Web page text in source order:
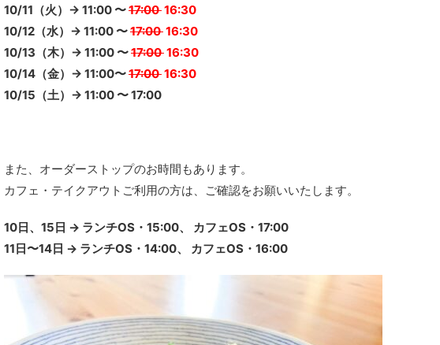
10/11（火）→ 11:00 〜17:0016:30
10/12（水）→ 11:00 〜17:0016:30
10/13（木）→ 11:00 〜17:0016:30
10/14（金）→ 11:00〜17:0016:30
10/15（土）→ 11:00 〜 17:00
また、オーダーストップのお時間もあります。
カフェ・テイクアウトご利用の方は、ご確認をお願いいたします。
10日、15日 → ランチOS・15:00、 カフェOS・17:00
11日〜14日 → ランチOS・14:00、 カフェOS・16:00